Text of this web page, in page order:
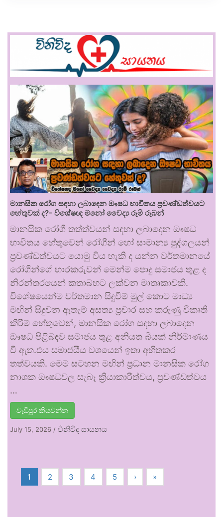
මානසික රෝග සඳහා ලබාදෙන ඖෂධ භාවිතය ප්‍රචණ්ඩත්වයට
හේතුවක් ද?- විශේෂඥ මනෝ වෛද්‍ය රූමි රූබන්
මානසික රෝගී තත්ත්වයන් සඳහා ලබාදෙන ඖෂධ
භාවිතය හේතුවෙන් රෝගීන් හෝ සාමාන්‍ය පුද්ගලයන්
ප්‍රචණ්ඩත්වයට යොමු විය හැකි ද යන්න වර්තමානයේ
රෝගීන්ගේ භාරකරුවන් මෙන්ම පොදු සමාජය තුළ ද
නිරන්තරයෙන් කතාබහට ලක්වන මාතෘකාවකි.
විශේෂයෙන්ම වර්තමාන සිදුවීම් මුල් කොට මාධ්‍ය
මඟින් සිදුවන ඇතැම් අසත්‍ය ප්‍රචාර සහ කරුණු විකෘති
කිරීම් හේතුවෙන්, මානසික රෝග සඳහා ලබාදෙන
ඖෂධ පිළිබඳව සමාජය තුළ අනියත බියක් නිර්මාණය
වී ඇත.එය සමාජයීය වශයෙන් ඉතා අහිතකර
තත්වයකි. මෙම සටහන මඟින් ප්‍රධාන මානසික රෝග
නාශක ඖෂධවල සැබෑ ක්‍රියාකාරීත්වය, ප්‍රචණ්ඩත්වය
…
වැඩිපුර කියවන්න
July 15, 2026 / විනිවිද සායනය
1 2 3 4 5 › »